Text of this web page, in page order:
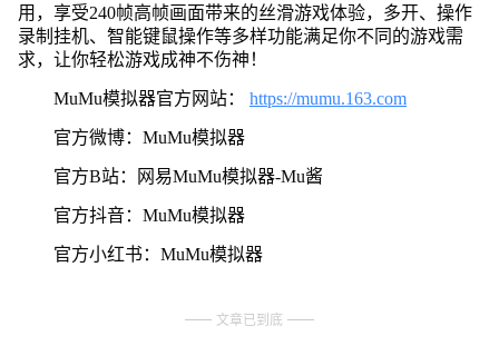
用，享受240帧高帧画面带来的丝滑游戏体验，多开、操作
录制挂机、智能键鼠操作等多样功能满足你不同的游戏需
求，让你轻松游戏成神不伤神！
MuMu模拟器官方网站： https://mumu.163.com
官方微博：MuMu模拟器
官方B站：网易MuMu模拟器-Mu酱
官方抖音：MuMu模拟器
官方小红书：MuMu模拟器
文章已到底